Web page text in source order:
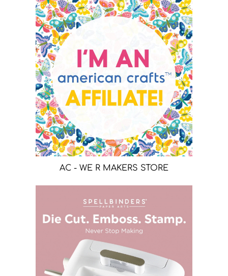
AC - WE R MAKERS STORE